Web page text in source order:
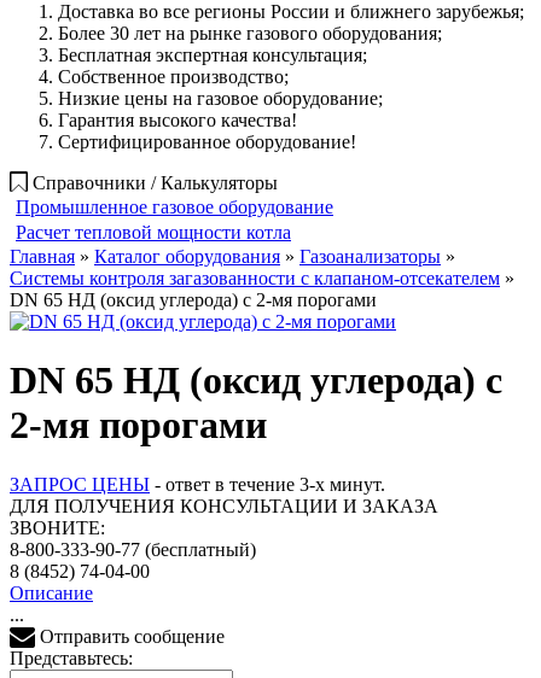
Доставка во все регионы России и ближнего зарубежья;
Более 30 лет на рынке газового оборудования;
Бесплатная экспертная консультация;
Собственное производство;
Низкие цены на газовое оборудование;
Гарантия высокого качества!
Сертифицированное оборудование!
Справочники / Калькуляторы
Промышленное газовое оборудование
Расчет тепловой мощности котла
Главная » Каталог оборудования » Газоанализаторы »
Системы контроля загазованности с клапаном-отсекателем »
DN 65 НД (оксид углерода) с 2-мя порогами
DN 65 НД (оксид углерода) с
2-мя порогами
ЗАПРОС ЦЕНЫ - ответ в течение 3-х минут.
ДЛЯ ПОЛУЧЕНИЯ КОНСУЛЬТАЦИИ И ЗАКАЗА
ЗВОНИТЕ:
8-800-333-90-77 (бесплатный)
8 (8452) 74-04-00
Описание
...
Отправить сообщение
Представьтесь: